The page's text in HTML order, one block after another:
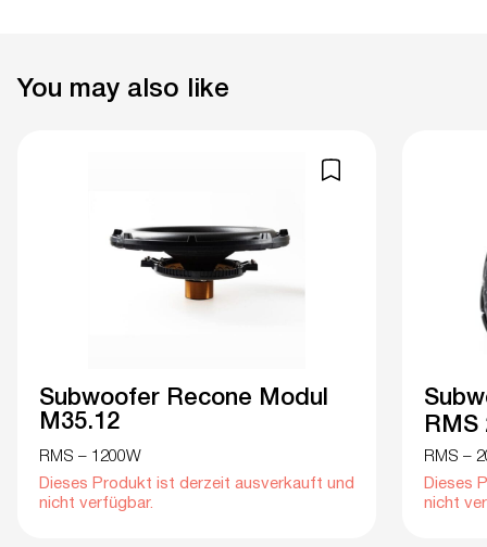
You may also like
Subwoofer Recone Modul
M35.12
RMS – 1200W
Dieses Produkt ist derzeit ausverkauft und
nicht verfügbar.
RMS
RMS –
Dieses
nicht